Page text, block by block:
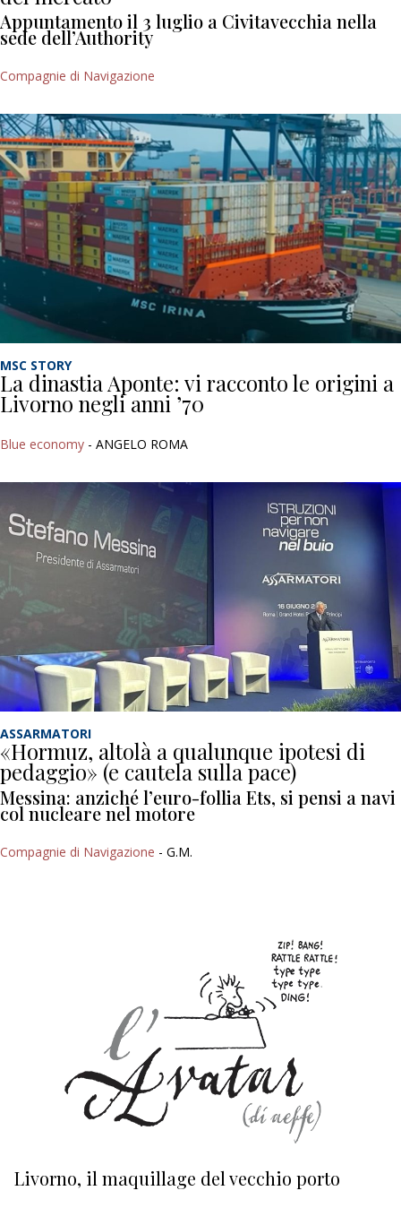
Appuntamento il 3 luglio a Civitavecchia nella
sede dell’Authority
Compagnie di Navigazione
MSC STORY
La dinastia Aponte: vi racconto le origini a
Livorno negli anni ’70
Blue economy - ANGELO ROMA
ASSARMATORI
«Hormuz, altolà a qualunque ipotesi di
pedaggio» (e cautela sulla pace)
Messina: anziché l’euro-follia Ets, si pensi a navi
col nucleare nel motore
Compagnie di Navigazione - G.M.
Livorno, il maquillage del vecchio porto